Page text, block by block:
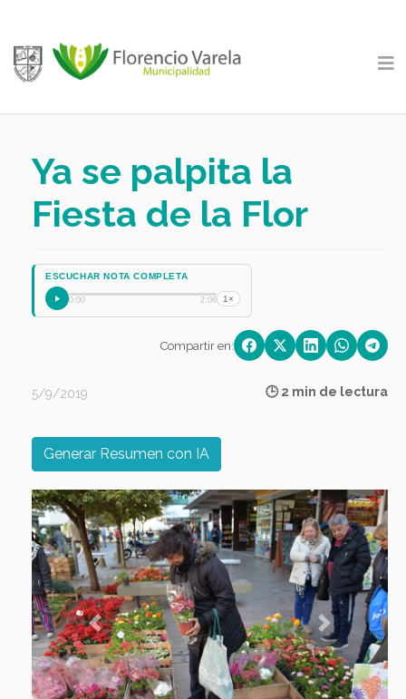
Ya se palpita la
Fiesta de la Flor
ESCUCHAR NOTA COMPLETA
0:00 2:06 1×
Compartir en:
5/9/2019 🕒 2 min de lectura
Generar Resumen con IA
Previous Next